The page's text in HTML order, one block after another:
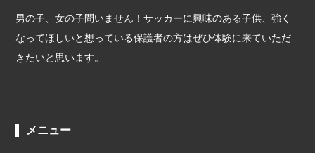
男の子、女の子問いません！サッカーに興味のある子供、強く
なってほしいと想っている保護者の方はぜひ体験に来ていただ
きたいと思います。
メニュー